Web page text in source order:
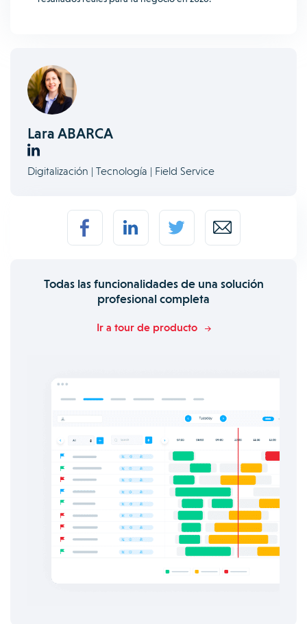
Lara ABARCA
Digitalización | Tecnología | Field Service
Todas las funcionalidades de una solución
profesional completa
Ir a tour de producto